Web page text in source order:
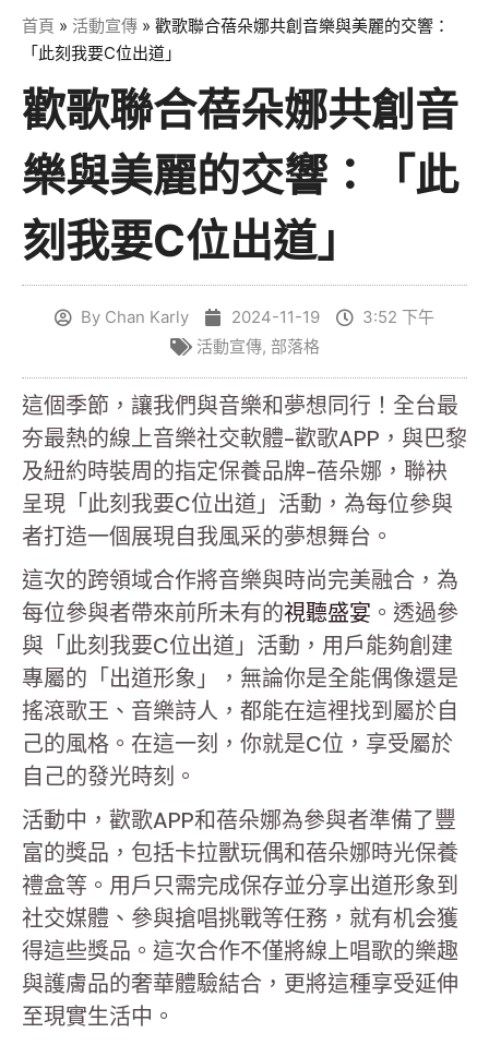
首頁 » 活動宣傳 » 歡歌聯合蓓朵娜共創音樂與美麗的交響：
「此刻我要C位出道」
歡歌聯合蓓朵娜共創音
樂與美麗的交響：「此
刻我要C位出道」
By Chan Karly 2024-11-19
3:52 下午
活動宣傳, 部落格
這個季節，讓我們與音樂和夢想同行！全台最
夯最熱的線上音樂社交軟體-歡歌APP，與巴黎
及紐約時裝周的指定保養品牌-蓓朵娜，聯袂
呈現「此刻我要C位出道」活動，為每位參與
者打造一個展現自我風采的夢想舞台。
這次的跨領域合作將音樂與時尚完美融合，為
每位參與者帶來前所未有的視聽盛宴 。透過參
與「此刻我要C位出道」活動，用戶能夠創建
專屬的「出道形象」，無論你是全能偶像還是
搖滾歌王、音樂詩人，都能在這裡找到屬於自
己的風格。在這一刻，你就是C位，享受屬於
自己的發光時刻。
活動中，歡歌APP和蓓朵娜為參與者準備了豐
富的獎品，包括卡拉獸玩偶和蓓朵娜時光保養
禮盒等。用戶只需完成保存並分享出道形象到
社交媒體、參與搶唱挑戰等任務，就有机会獲
得這些獎品。這次合作不僅將線上唱歌的樂趣
與護膚品的奢華體驗結合，更將這種享受延伸
至現實生活中。